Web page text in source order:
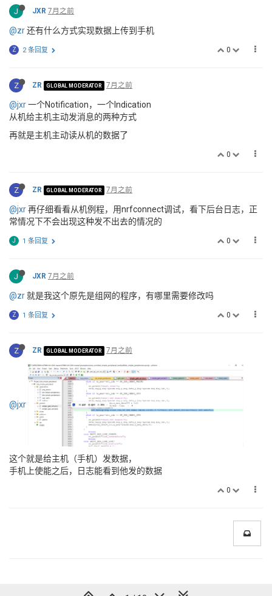
J JXR 7月之前
@zr还有什么方式实现数据上传到手机
0
Z 2 条回复
Z ZR GLOBAL MODERATOR 7月之前
@jxr一个Notification，一个Indication
从机给主机主动发消息的两种方式
再就是主机主动读从机的数据了
0
Z ZR GLOBAL MODERATOR 7月之前
@jxr再仔细看看从机例程，用nrfconnect调试，看下后台日志，正
常情况下不会出现这种发不出去的情况的
0
J 1 条回复
J JXR 7月之前
@zr就是我这个原先是组网的程序，有哪里需要修改吗
0
Z 1 条回复
Z ZR GLOBAL MODERATOR 7月之前
@jxr
这个就是给主机（手机）发数据，
手机上使能之后，日志能看到他发的数据
0